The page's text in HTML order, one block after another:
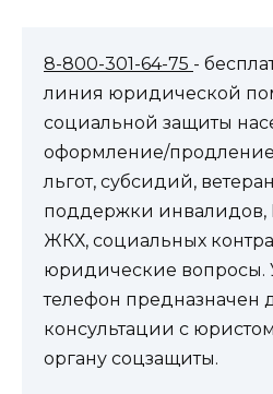
8-800-301-64-75 -
линия юридической
социальной защиты
оформление/
льгот, субсидий,
поддержки инвалидов,
ЖКХ, социальных
юридические вопросы.
телефон предназначен
консультации с
органу соцзащиты.